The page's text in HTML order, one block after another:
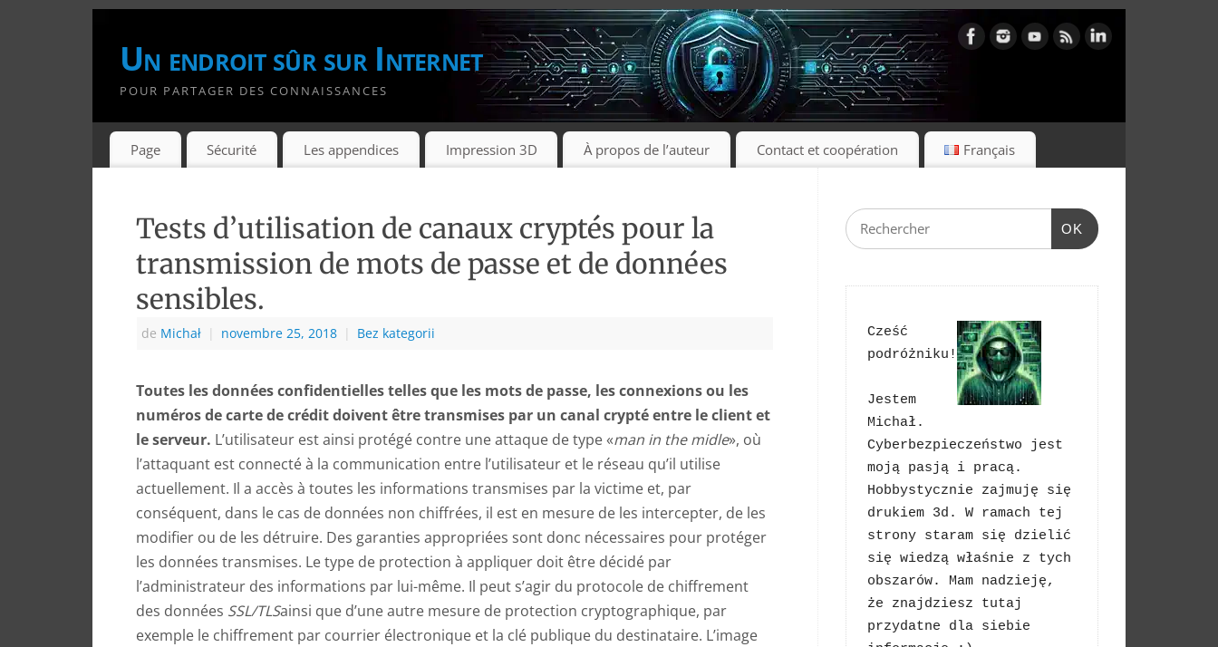
Un endroit sûr sur Internet
POUR PARTAGER DES CONNAISSANCES
Page Sécurité Les appendices Impression 3D À propos de l’auteur Contact et coopération Français
Tests d’utilisation de canaux cryptés pour la
transmission de mots de passe et de données
sensibles.
de Michał | novembre 25, 2018 | Bez kategorii
Toutes les données confidentielles telles que les mots de passe, les connexions ou les
numéros de carte de crédit doivent être transmises par un canal crypté entre le client et
le serveur. L’utilisateur est ainsi protégé contre une attaque de type «man in the midle», où
l’attaquant est connecté à la communication entre l’utilisateur et le réseau qu’il utilise
actuellement. Il a accès à toutes les informations transmises par la victime et, par
conséquent, dans le cas de données non chiffrées, il est en mesure de les intercepter, de les
modifier ou de les détruire. Des garanties appropriées sont donc nécessaires pour protéger
les données transmises. Le type de protection à appliquer doit être décidé par
l’administrateur des informations par lui-même. Il peut s’agir du protocole de chiffrement
des données SSL/TLSainsi que d’une autre mesure de protection cryptographique, par
exemple le chiffrement par courrier électronique et la clé publique du destinataire. L’image
OK
Cześć
podróżniku!
Jestem
Michał.
Cyberbezpieczeństwo jest
moją pasją i pracą.
Hobbystycznie zajmuję się
drukiem 3d. W ramach tej
strony staram się dzielić
się wiedzą właśnie z tych
obszarów. Mam nadzieję,
że znajdziesz tutaj
przydatne dla siebie